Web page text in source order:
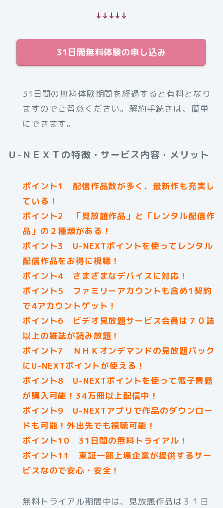
↓↓↓↓↓
31日間無料体験の申し込み
31日間の無料体験期間を経過すると有料となり
ますのでご留意ください。解約手続きは、簡単
にできます。
Ｕ-ＮＥＸＴの特徴・サービス内容・メリット
ポイント1 配信作品数が多く、最新作も充実し
ている！
ポイント2 「見放題作品」と「レンタル配信作
品」の２種類がある！
ポイント3 U-NEXTポイントを使ってレンタル
配信作品をお得に視聴！
ポイント4 さまざまなデバイスに対応！
ポイント5 ファミリーアカウントも含め1契約
で4アカウントゲット！
ポイント6 ビデオ見放題サービス会員は７０誌
以上の雑誌が読み放題！
ポイント7 ＮＨＫオンデマンドの見放題パック
にU-NEXTポイントが使える！
ポイント8 U-NEXTポイントを使って電子書籍
が購入可能！34万冊以上配信中！
ポイント9 U-NEXTアプリで作品のダウンロー
ドも可能！外出先でも視聴可能！
ポイント10 31日間の無料トライアル！
ポイント11 東証一部上場企業が提供するサー
ビスなので安心・安全！
無料トライアル期間中は、見放題作品は３１日